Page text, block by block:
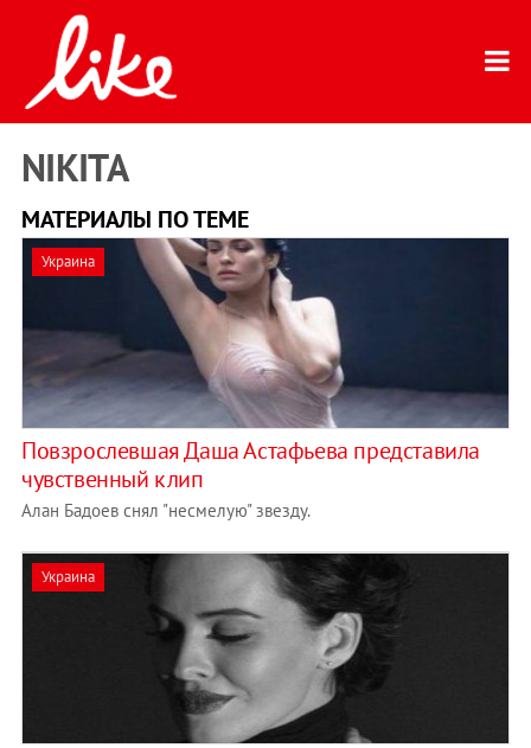
NIKITA
МАТЕРИАЛЫ ПО ТЕМЕ
Украина
Повзрослевшая Даша Астафьева представила
чувственный клип
Алан Бадоев снял "несмелую" звезду.
Украина